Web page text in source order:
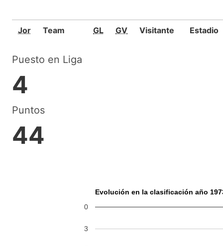
Jor Team GL GV Visitante Estadio
Puesto en Liga
4
Puntos
44
Evolución en la clasificación año
0
3